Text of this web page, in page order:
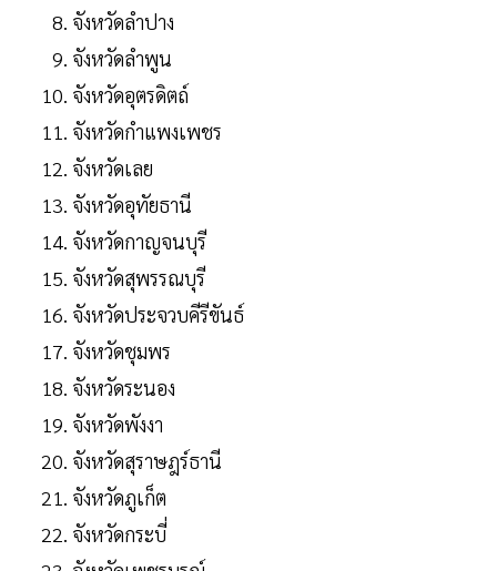
จังหวัดลำปาง
จังหวัดลำพูน
จังหวัดอุตรดิตถ์
จังหวัดกำแพงเพชร
จังหวัดเลย
จังหวัดอุทัยธานี
จังหวัดกาญจนบุรี
จังหวัดสุพรรณบุรี
จังหวัดประจวบคีรีขันธ์
จังหวัดชุมพร
จังหวัดระนอง
จังหวัดพังงา
จังหวัดสุราษฎร์ธานี
จังหวัดภูเก็ต
จังหวัดกระบี่